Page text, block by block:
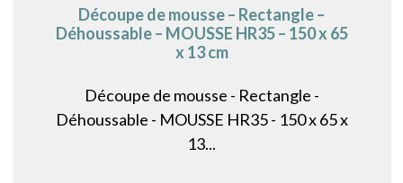
Découpe de mousse – Rectangle –
Déhoussable – MOUSSE HR35 – 150 x 65
x 13 cm
Découpe de mousse - Rectangle -
Déhoussable - MOUSSE HR35 - 150 x 65 x
13...